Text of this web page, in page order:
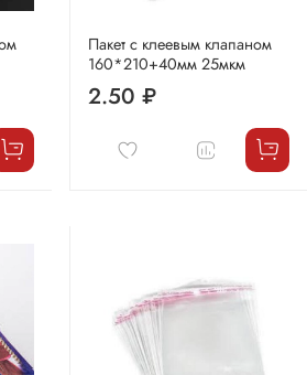
Пакет с клеевым клапаном
160*210+40мм 25мкм
2.50 ₽